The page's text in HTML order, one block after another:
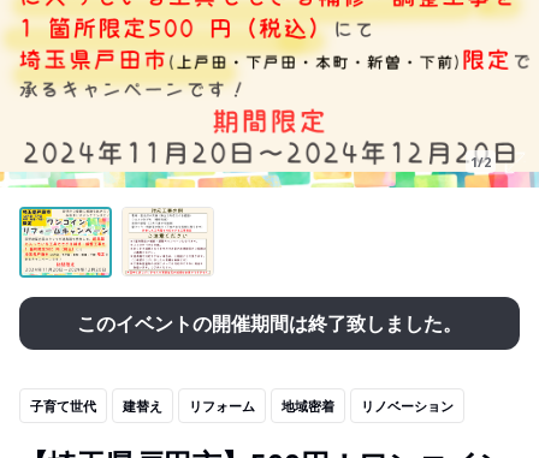
1/2
このイベントの開催期間は終了致しました。
子育て世代 建替え リフォーム 地域密着 リノベーション